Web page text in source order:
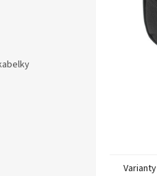
Varianty